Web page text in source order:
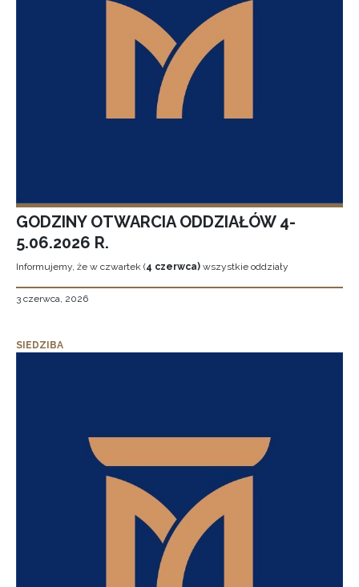
GODZINY OTWARCIA ODDZIAŁÓW 4-
5.06.2026 R.
Informujemy, że w czwartek (4 czerwca) wszystkie oddziały
3 czerwca, 2026
SIEDZIBA